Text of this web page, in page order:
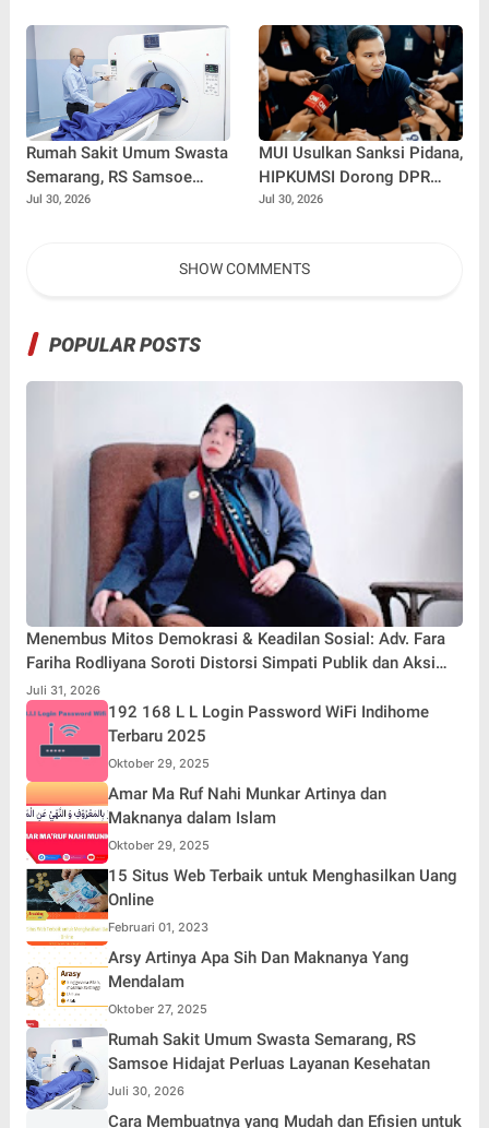
Simpati Publik dan Aksi
Main Hakim Sendiri
Rumah Sakit Umum Swasta
Semarang, RS Samsoe
Hidajat Perluas Layanan
Jul 30, 2026
MUI Usulkan Sanksi Pidana,
HIPKUMSI Dorong DPR
Segera Bertindak
Jul 30, 2026
SHOW COMMENTS
POPULAR POSTS
Menembus Mitos Demokrasi & Keadilan Sosial: Adv. Fara
Fariha Rodliyana Soroti Distorsi Simpati Publik dan Aksi
Main Hakim Sendiri
Juli 31, 2026
192 168 L L Login Password WiFi Indihome
Terbaru 2025
Oktober 29, 2025
Amar Ma Ruf Nahi Munkar Artinya dan
Maknanya dalam Islam
Oktober 29, 2025
15 Situs Web Terbaik untuk Menghasilkan Uang
Online
Februari 01, 2023
Arsy Artinya Apa Sih Dan Maknanya Yang
Mendalam
Oktober 27, 2025
Rumah Sakit Umum Swasta Semarang, RS
Samsoe Hidajat Perluas Layanan Kesehatan
Juli 30, 2026
Cara Membuatnya yang Mudah dan Efisien untuk